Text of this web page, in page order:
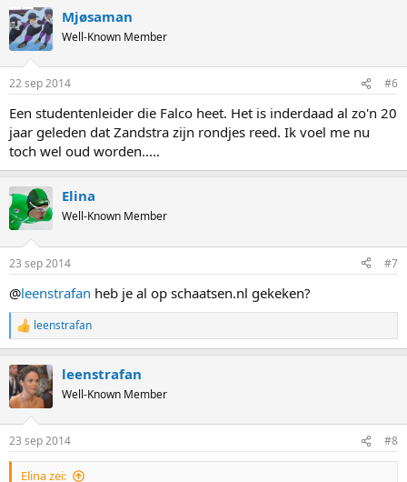
Mjøsaman
Well-Known Member
22 sep 2014 #6
Een studentenleider die Falco heet. Het is inderdaad al zo'n 20
jaar geleden dat Zandstra zijn rondjes reed. Ik voel me nu
toch wel oud worden.....
Elina
Well-Known Member
23 sep 2014 #7
@leenstrafan heb je al op schaatsen.nl gekeken?
R
e
c
t
i
s
:
leenstrafan
leenstrafan
Well-Known Member
23 sep 2014 #8
Elina zei: